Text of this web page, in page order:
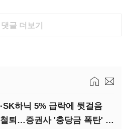
댓글 더보기
하닉 5% 급락에 뒷걸음
국고채 담합 과징금 철퇴…증권사 '충당금 폭탄' 우려